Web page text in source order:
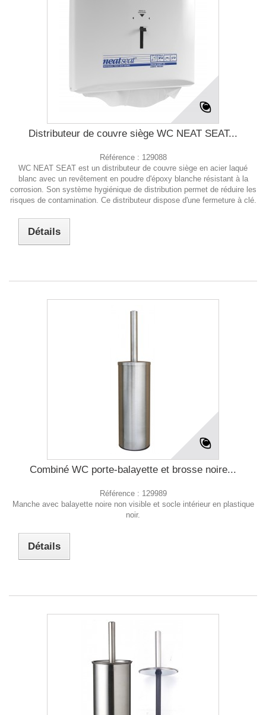
Distributeur de couvre siège WC NEAT SEAT...
Référence : 129088
WC NEAT SEAT est un distributeur de couvre siège en acier laqué
blanc avec un revêtement en poudre d'époxy blanche résistant à la
corrosion. Son système hygiénique de distribution permet de réduire les
risques de contamination. Ce distributeur dispose d'une fermeture à clé.
Détails
Combiné WC porte-balayette et brosse noire...
Référence : 129989
Manche avec balayette noire non visible et socle intérieur en plastique
noir.
Détails